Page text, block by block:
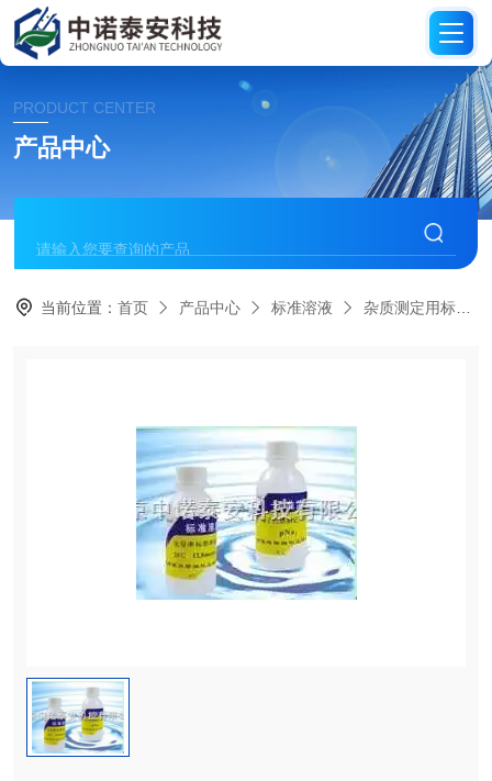
PRODUCT CENTER
产品中心
当前位置：首页 产品中心 标准溶液 杂质测定用标准溶液